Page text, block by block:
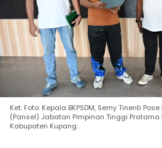
Ket. Foto: Kepala BKPSDM, Semy Tinenti
(Pansel) Jabatan Pimpinan Tinggi Pratama
Kabupaten Kupang.